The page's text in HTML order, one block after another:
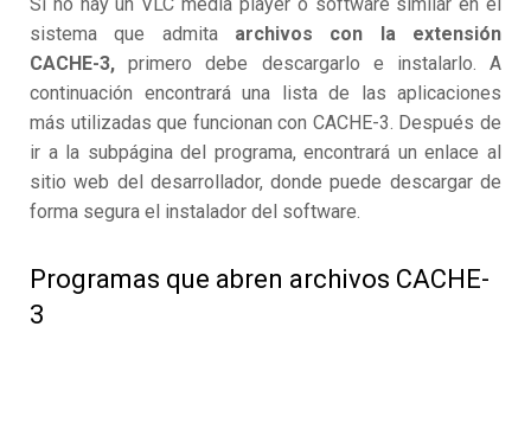
sistema que admita archivos con la extensión
CACHE-3, primero debe descargarlo e instalarlo. A
continuación encontrará una lista de las aplicaciones
más utilizadas que funcionan con CACHE-3. Después de
ir a la subpágina del programa, encontrará un enlace al
sitio web del desarrollador, donde puede descargar de
forma segura el instalador del software.
Programas que abren archivos CACHE-
3